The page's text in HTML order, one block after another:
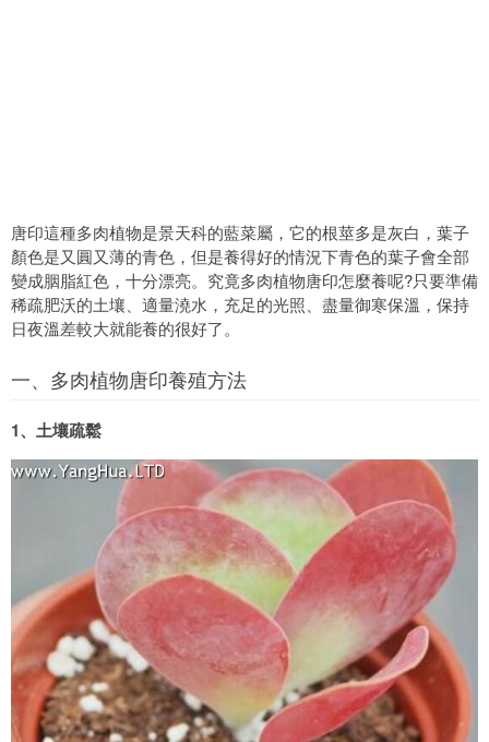
唐印這種多肉植物是景天科的藍菜屬，它的根莖多是灰白，葉子
顏色是又圓又薄的青色，但是養得好的情況下青色的葉子會全部
變成胭脂紅色，十分漂亮。究竟多肉植物唐印怎麼養呢?只要準備
稀疏肥沃的土壤、適量澆水，充足的光照、盡量御寒保溫，保持
日夜溫差較大就能養的很好了。
一、多肉植物唐印養殖方法
1、土壤疏鬆